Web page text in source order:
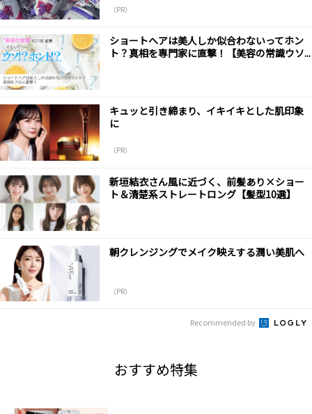
（PR）
ショートへアは美人しか似合わないってホン
ト？真相を専門家に直撃！【美容の常識ウソ...
キュッと引き締まり、イキイキとした肌印象
に
（PR）
新垣結衣さん風に近づく、前髪あり×ショー
ト＆清楚系ストレートロング【髪型10選】
朝クレンジングでメイク映えする潤い美肌へ
（PR）
Recommended by
おすすめ特集